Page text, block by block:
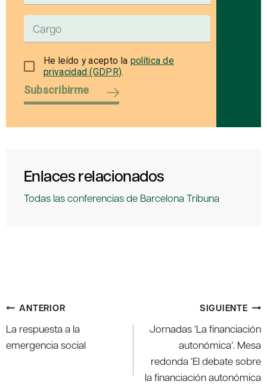
He leído y acepto la política de
privacidad (GDPR).
Subscribirme
Enlaces relacionados
Todas las conferencias de Barcelona Tribuna
Navegación
de
entradas
ANTERIOR
La respuesta a la
emergencia social
SIGUIENTE
Jornadas ‘La financiación
autonómica’. Mesa
redonda ‘El debate sobre
la financiación autonómica